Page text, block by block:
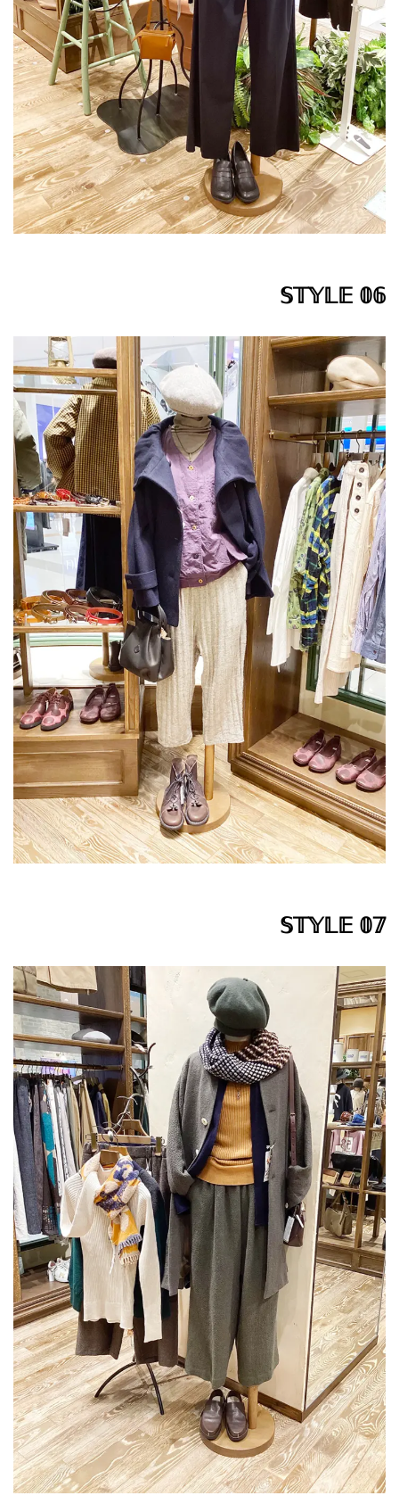
𝕊𝕋𝕐𝕃𝔼 𝟘𝟞
𝕊𝕋𝕐𝕃𝔼 𝟘𝟟